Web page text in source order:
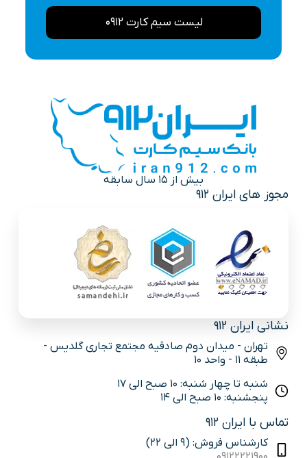
لیست سیم کارت 0912
بیش از 15 سال سابقه
نشانی ایران 912
تهران - میدان دوم صادقیه مجتمع تجاری گلدیس -
طبقه 11 - واحد 10
شنبه تا چهار شنبه: 10 صبح الی 17
پنجشنبه: 10 صبح الی 14
تماس با ایران 912
کارشناس فروش: (9 الی 22)
مجوز های ایران 912